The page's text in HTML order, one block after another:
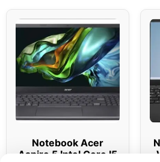
Notebook Acer
Aspire 5 Intel Core I5